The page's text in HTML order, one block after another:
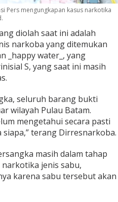
Pers mengungkapan kasus narkotika
diolah saat ini adalah
narkoba yang ditemukan
_happy water_, yang
S, yang saat ini masih
seluruh barang bukti
wilayah Pulau Batam.
mengetahui secara pasti
terang Dirresnarkoba.
masih dalam tahap
jenis sabu,
karena sabu tersebut akan